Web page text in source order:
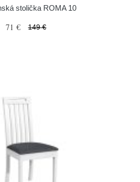
stolička ROMA 10
71 € 149 €